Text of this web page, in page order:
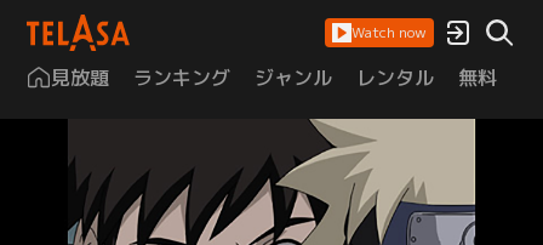
Watch now
見放題 ランキング ジャンル レンタル 無料